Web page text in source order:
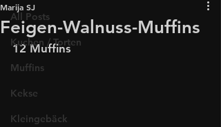
All Posts
Kuchen / Torten
Muffins
Kekse
Kleingebäck
Feigen-Walnuss-Muffins
Marija SJ
12 Muffins